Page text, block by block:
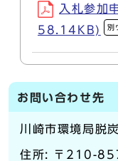
入札参加
58.14KB)
別
お問い合わせ先
川崎市環境局脱
住所: 〒210-